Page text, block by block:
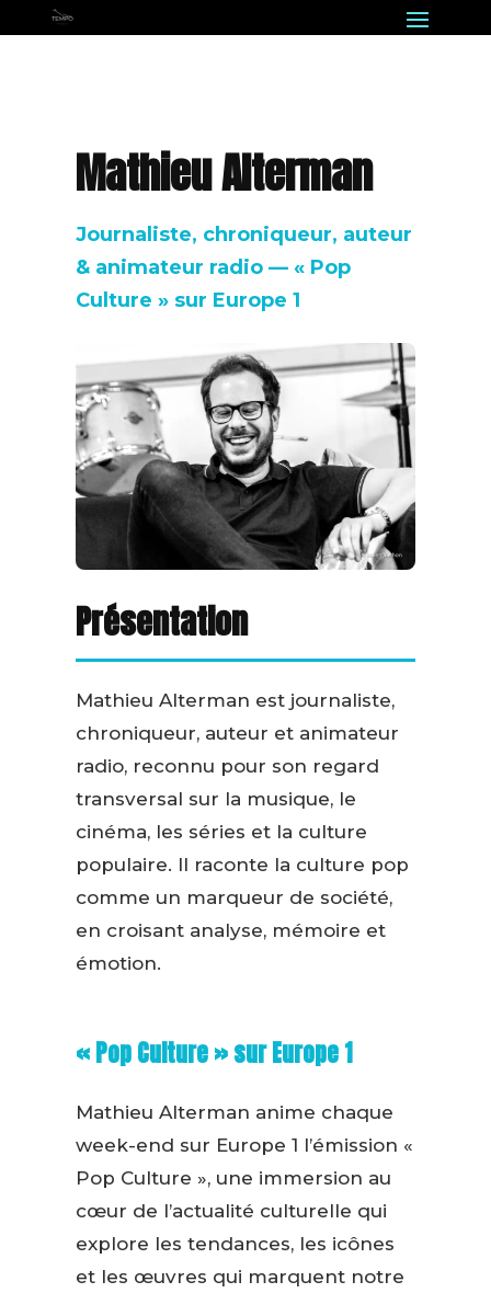
Mathieu Alterman
Journaliste, chroniqueur, auteur
& animateur radio — « Pop
Culture » sur Europe 1
Présentation
Mathieu Alterman est journaliste,
chroniqueur, auteur et animateur
radio, reconnu pour son regard
transversal sur la musique, le
cinéma, les séries et la culture
populaire. Il raconte la culture pop
comme un marqueur de société,
en croisant analyse, mémoire et
émotion.
« Pop Culture » sur Europe 1
Mathieu Alterman anime chaque
week-end sur Europe 1 l’émission «
Pop Culture », une immersion au
cœur de l’actualité culturelle qui
explore les tendances, les icônes
et les œuvres qui marquent notre